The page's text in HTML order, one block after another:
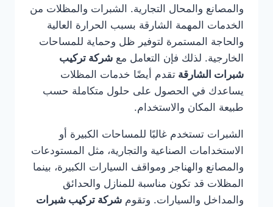
والمصانع والمحال التجارية. الشبرات والمظلات من
الخدمات المهمة الشارقة بسبب الحرارة العالية
والحاجة المستمرة لتوفير ظل وحماية للمساحات
الخارجية. لذلك فإن التعامل مع شركة تركيب
شبرات الشارقة تقدم أيضًا خدمات المظلات
يساعدك في الحصول على حلول متكاملة حسب
طبيعة المكان والاستخدام.
الشبرات تستخدم غالبًا للمساحات الكبيرة أو
الاستخدامات الصناعية والتجارية، مثل المستودعات
والمصانع والهناجر ومواقف السيارات الكبيرة، بينما
المظلات قد تكون مناسبة للمنازل والحدائق
والمداخل والسيارات. وتقوم شركة تركيب شبرات